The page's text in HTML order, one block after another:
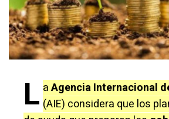
L aAgencia Internacional
(AIE) considera que los